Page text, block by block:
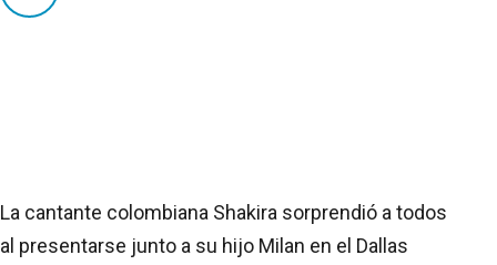
La cantante colombiana Shakira sorprendió a todos
al presentarse junto a su hijo Milan en el Dallas